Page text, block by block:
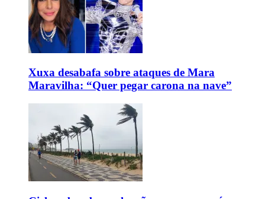
Xuxa desabafa sobre ataques de Mara
Maravilha: “Quer pegar carona na nave”